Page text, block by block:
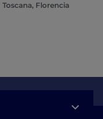
Toscana, Florencia